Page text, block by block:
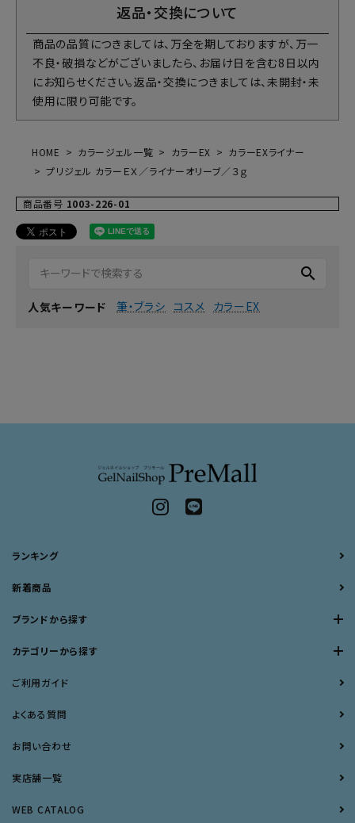
返品・交換について
商品の品質につきましては、万全を期しておりますが、万一
不良・破損などがございましたら、お届け日を含む8日以内
にお知らせください。返品・交換につきましては、未開封・未
使用に限り可能です。
HOME カラージェル一覧 カラーEX
カラーEXライナー
プリジェル カラーＥＸ／ライナーオリーブ／３ｇ
商品番号 1003-226-01
search
人気キーワード 筆・ブラシ コスメ カラーEX
ランキング
新着商品
ブランドから探す
カテゴリーから探す
ご利用ガイド
よくある質問
お問い合わせ
実店舗一覧
WEB CATALOG